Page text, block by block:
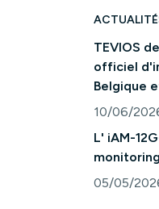
TEVIOS
officiel
Belgique
10/06/
Consulter
L' iAM-
05/05/